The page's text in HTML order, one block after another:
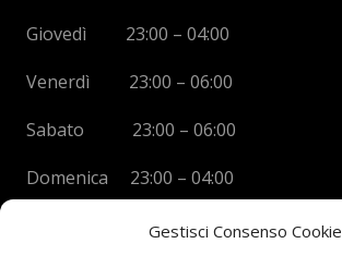
Gestisci Consenso Cookie
Giovedì 23:00 – 04:00
Venerdì 23:00 – 06:00
Sabato 23:00 – 06:00
Domenica 23:00 – 04:00